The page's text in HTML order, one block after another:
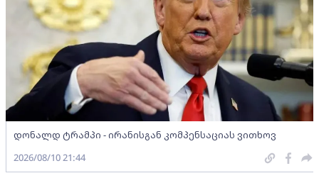
დონალდ ტრამპი - ირანისგან კომპენსაციას ვითხოვ
2026/08/10 21:44